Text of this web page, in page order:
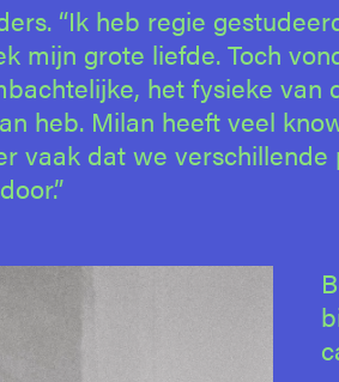
“Ik heb regie
mijn grote liefde. Toch
het fysieke
heb. Milan heeft veel
vaak dat we